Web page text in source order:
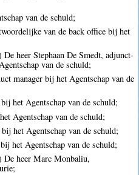
van de schuld;
van de back office bij het
heer Stephaan De Smedt, adjunct-
van de schuld;
manager bij het Agentschap van de
het Agentschap van de schuld;
Agentschap van de schuld;
het Agentschap van de schuld;
het Agentschap van de schuld;
De heer Marc Monbaliu,